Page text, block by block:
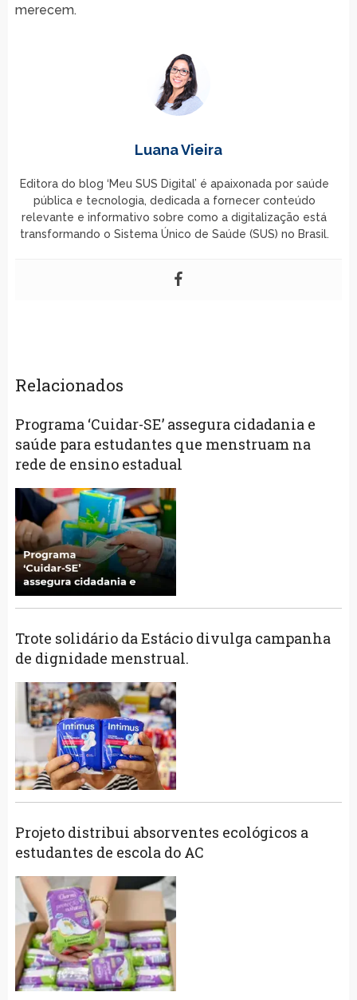
merecem.
Luana Vieira
Editora do blog ‘Meu SUS Digital’ é apaixonada por saúde
pública e tecnologia, dedicada a fornecer conteúdo
relevante e informativo sobre como a digitalização está
transformando o Sistema Único de Saúde (SUS) no Brasil.
Relacionados
Programa ‘Cuidar-SE’ assegura cidadania e
saúde para estudantes que menstruam na
rede de ensino estadual
Trote solidário da Estácio divulga campanha
de dignidade menstrual.
Projeto distribui absorventes ecológicos a
estudantes de escola do AC